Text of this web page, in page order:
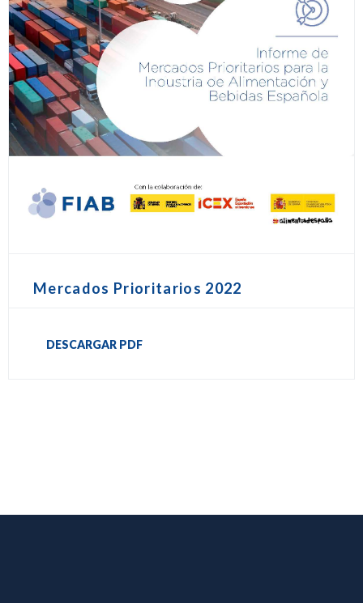
Mercados Prioritarios 2022
DESCARGAR PDF